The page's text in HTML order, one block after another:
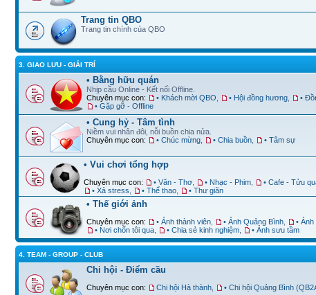
Trang tin QBO
Trang tin chính của QBO
3. GIAO LƯU - GIẢI TRÍ
• Bằng hữu quán
Nhịp cầu Online - Kết nối Offline.
Chuyên mục con:
• Khách mời QBO • Hội đồng hương •
• Gặp gỡ - Offline
• Cung hỷ - Tâm tình
Niềm vui nhân đôi, nỗi buồn chia nửa.
Chuyên mục con:
• Chúc mừng • Chia buồn • Tâm sự
• Vui chơi tổng hợp
Chuyên mục con: • Văn - Thơ • Nhạc - Phim • Cafe - Tửu
• Xả stress
• Thể thao • Thư giãn
• Thế giới ảnh
Chuyên mục con: • Ảnh thành viên • Ảnh Quảng Bình •
• Nơi chốn tôi qua
• Chia sẻ kinh nghiệm • Ảnh sưu tầm
4. TEAM - GROUP - CLUB
Chi hội - Điểm cầu
Chuyên mục con: Chi hội Hà thành • Chi hội Quảng Bình